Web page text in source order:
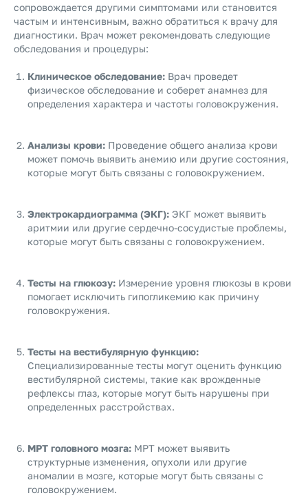
сопровождается другими симптомами или становится
частым и интенсивным, важно обратиться к врачу для
диагностики. Врач может рекомендовать следующие
обследования и процедуры:
Клиническое обследование: Врач проведет
физическое обследование и соберет анамнез для
определения характера и частоты головокружения.
Анализы крови: Проведение общего анализа крови
может помочь выявить анемию или другие состояния,
которые могут быть связаны с головокружением.
Электрокардиограмма (ЭКГ): ЭКГ может выявить
аритмии или другие сердечно-сосудистые проблемы,
которые могут быть связаны с головокружением.
Тесты на глюкозу: Измерение уровня глюкозы в крови
помогает исключить гипогликемию как причину
головокружения.
Тесты на вестибулярную функцию:
Специализированные тесты могут оценить функцию
вестибулярной системы, такие как врожденные
рефлексы глаз, которые могут быть нарушены при
определенных расстройствах.
МРТ головного мозга: МРТ может выявить
структурные изменения, опухоли или другие
аномалии в мозге, которые могут быть связаны с
головокружением.